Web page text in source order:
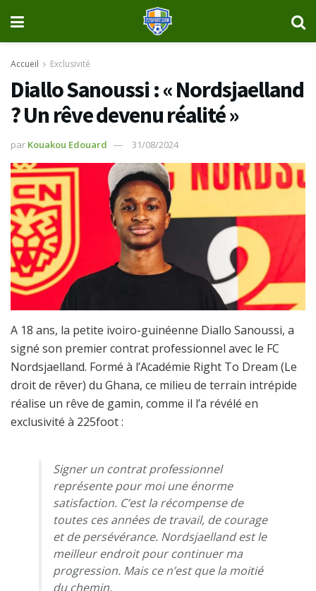
Accueil Exclusivité
Diallo Sanoussi : « Nordsjaelland
? Un rêve devenu réalité »
par Kouakou Edouard 31/08/2024
A 18 ans, la petite ivoiro-guinéenne Diallo Sanoussi, a
signé son premier contrat professionnel avec le FC
Nordsjaelland. Formé à l’Académie Right To Dream (Le
droit de rêver) du Ghana, ce milieu de terrain intrépide
réalise un rêve de gamin, comme il l’a révélé en
exclusivité à 225foot :
Signer un contrat professionnel
représente pour moi une énorme
satisfaction. C’est la récompense de
toutes ces années de travail, de courage
et de persévérance. Nordsjaelland est le
meilleur endroit pour continuer ma
progression. Mais ce n’est que la moitié
du chemin.